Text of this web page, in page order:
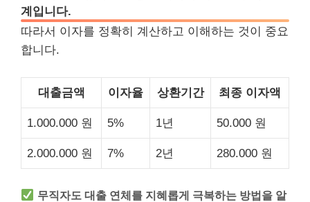
계입니다.
따라서 이자를 정확히 계산하고 이해하는 것이 중요
합니다.
대출금액 이자율 상환기간 최종 이자액
1.000.000 원 5% 1년 50.000 원
2.000.000 원 7% 2년 280.000 원
무직자도 대출 연체를 지혜롭게 극복하는 방법을 알